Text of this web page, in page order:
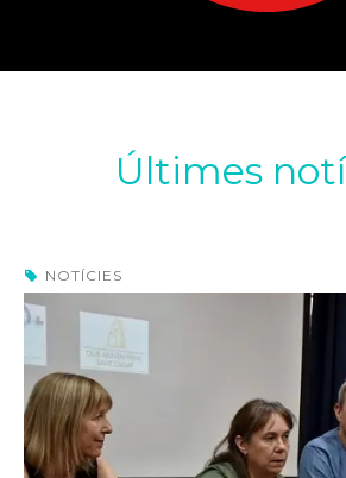
Últimes
NOTÍCIES